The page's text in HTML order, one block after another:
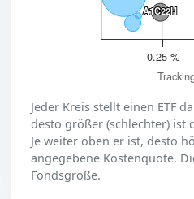
A1C22H
A1C22H
0.25 %
Jeder Kreis stellt einen ETF
desto größer (schlechter) ist
Je weiter oben er ist, desto
angegebene Kostenquote.
Fondsgröße.